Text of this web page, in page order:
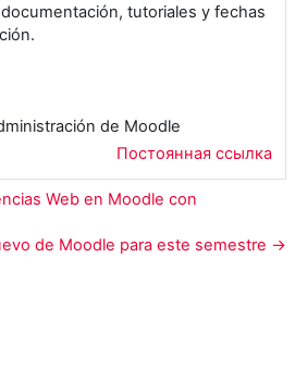
tutoriales y fechas
de Moodle
Постоянная ссылка
Web en Moodle con
de Moodle para este semestre →